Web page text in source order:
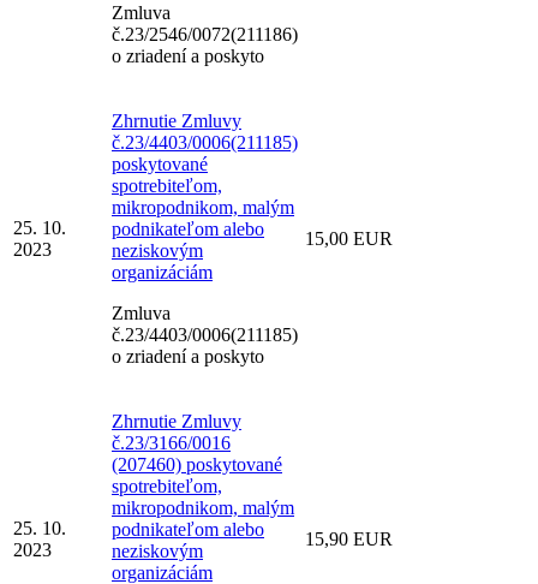
Zmluva
č.23/2546/0072(211186)
o zriadení a poskyto
25. 10.
2023
Zhrnutie Zmluvy
č.23/4403/0006(211185)
poskytované
spotrebiteľom,
mikropodnikom, malým
podnikateľom alebo
neziskovým
organizáciám
Zmluva
č.23/4403/0006(211185)
o zriadení a poskyto
15,00 EUR
25. 10.
2023
Zhrnutie Zmluvy
č.23/3166/0016
(207460) poskytované
spotrebiteľom,
mikropodnikom, malým
podnikateľom alebo
neziskovým
organizáciám
15,90 EUR